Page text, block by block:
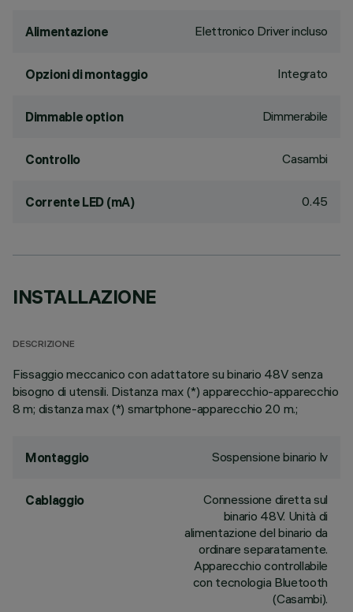
Alimentazione Elettronico Driver incluso
Opzioni di montaggio Integrato
Dimmable option Dimmerabile
Controllo Casambi
Corrente LED (mA) 0.45
INSTALLAZIONE
DESCRIZIONE
Fissaggio meccanico con adattatore su binario 48V senza
bisogno di utensili. Distanza max (*) apparecchio-apparecchio
8 m; distanza max (*) smartphone-apparecchio 20 m.;
Montaggio Sospensione binario lv
Cablaggio
Connessione diretta sul
binario 48V. Unità di
alimentazione del binario da
ordinare separatamente.
Apparecchio controllabile
con tecnologia Bluetooth
(Casambi).